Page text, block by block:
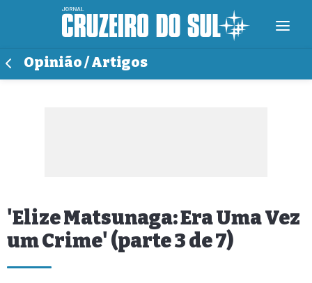
Opinião / Artigos
'Elize Matsunaga: Era Uma Vez
um Crime' (parte 3 de 7)